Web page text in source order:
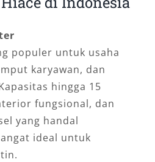
populer untuk usaha
karyawan, dan
hingga 15
fungsional, dan
yang handal
ideal untuk